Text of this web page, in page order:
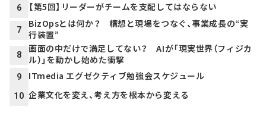
6 【第5回】リーダーがチームを支配してはならない
7
BizOpsとは何か？ 構想と現場をつなぐ、事業成長の“実
行装置”
8
画面の中だけで満足してない？ AIが「現実世界（フィジカ
ル）」を動かし始めた衝撃
9 ITmedia エグゼクティブ勉強会スケジュール
10 企業文化を変え、考え方を根本から変える